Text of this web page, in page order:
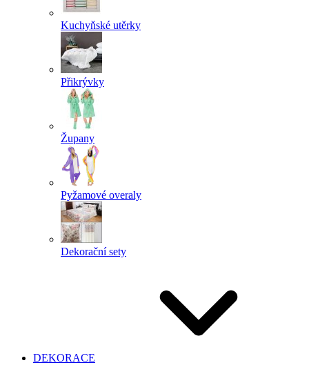
Kuchyňské utěrky
Přikrývky
Župany
Pyžamové overaly
Dekorační sety
DEKORACE